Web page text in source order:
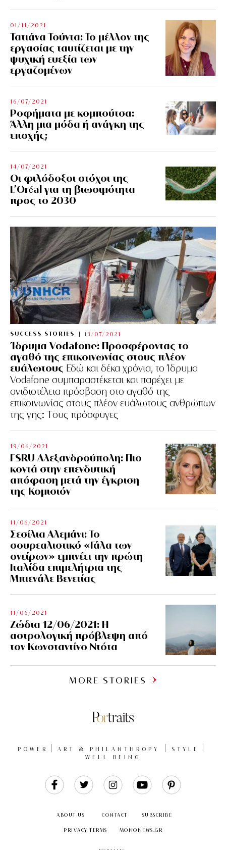
01/11/2021
Τατιάνα Τούντα: Το μέλλον της
εργασίας ταυτίζεται με την
ψυχική ευεξία των
εργαζομένων
16/07/2021
Ροφήματα με κομπούτσα:
Άλλη μια μόδα ή ανάγκη της
εποχής;
14/07/2021
Οι φιλόδοξοι στόχοι της
L’Oréal για τη βιωσιμότητα
προς το 2030
SUCCESS STORIES 13/07/2021
Ίδρυμα Vodafone: Προσφέροντας το
αγαθό της επικοινωνίας στους πλέον
ευάλωτους Εδώ και δέκα χρόνια, το Ίδρυμα
Vodafone συμπαραστέκεται και παρέχει με
ανιδιοτέλεια πρόσβαση στο αγαθό της
επικοινωνίας στους πλέον ευάλωτους ανθρώπων
της γης: Tους πρόσφυγες
19/06/2021
FSRU Αλεξανδρούπολη: Πιο
κοντά στην επενδυτική
απόφαση μετά την έγκριση
της Κομισιόν
11/06/2021
Σεσίλια Αλεμάνι: Το
σουρεαλιστικό «Γάλα των
ονείρων» εμπνέει την πρώτη
Ιταλίδα επιμελήτρια της
Μπιενάλε Βενετίας
11/06/2021
Ζώδια 12/06/2021: Η
αστρολογική πρόβλεψη από
τον Κωνσταντίνο Ντότα
MORE STORIES
POWER ART & PHILANTHROPY
STYLE
WELL BEING
ABOUT US CONTACT SUBSCRIBE
PRIVACY TERMS MONONEWS.GR